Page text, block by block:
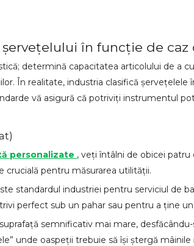
în funcție de caz
determină capacitatea articolului de a
În realitate, industria clasifică
vă asigură că potriviți instrumentul
personalizate , veți întâlni de obicei
crucială pentru măsurarea utilității.
standardul industriei pentru serviciul de
perfect sub un pahar sau pentru a ține
semnificativ mai mare,
unde oaspeții trebuie să își ștergă mâinile